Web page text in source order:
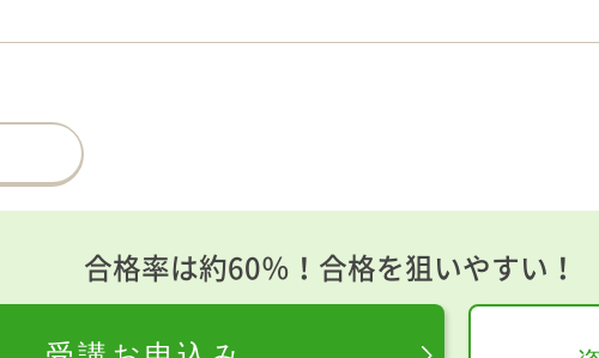
合格率は約60％！合格を狙いやすい！